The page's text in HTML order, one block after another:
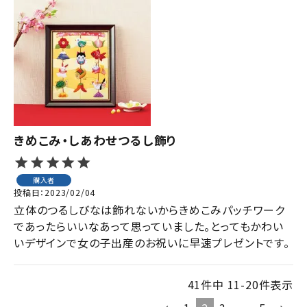
きめこみ・しあわせつるし飾り
購入者
投稿日 2023/02/04
立体のつるしびなは飾れないからきめこみパッチワーク
であったらいいなあって思っていました。とってもかわい
いデザインで女の子出産のお祝いに早速プレゼントです。
41件中 11-20件表示